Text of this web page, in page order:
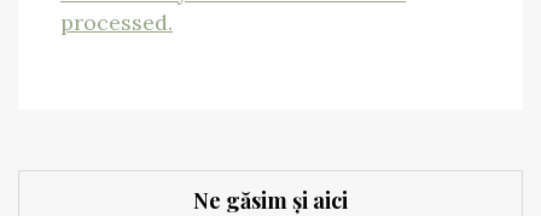
processed.
Ne găsim și aici